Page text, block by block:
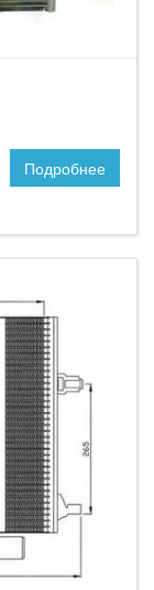
Подробнее